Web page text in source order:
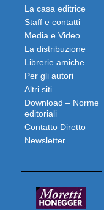
La casa editrice
Staff e contatti
Media e Video
La distribuzione
Librerie amiche
Per gli autori
Altri siti
Download – Norme
editoriali
Contatto Diretto
Newsletter